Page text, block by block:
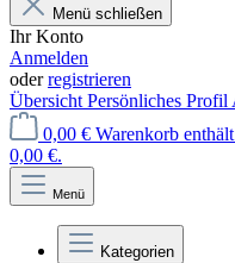
Menü schließen
Ihr Konto
Anmelden
oderregistrieren
Übersicht Persönliches Profil
0,00 € Warenkorb
0,00 €.
Menü
Kategorien